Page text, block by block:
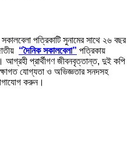
পত্রিকাটি সুনামের সাথে ২৬ বছর
“দৈনিক সকালবেলা” পত্রিকায়
আগ্রহী প্রার্থীগণ জীবনবৃত্তান্ত, দুই কপি
যোগ্যতা ও অভিজ্ঞতার সনদসহ
করুন।